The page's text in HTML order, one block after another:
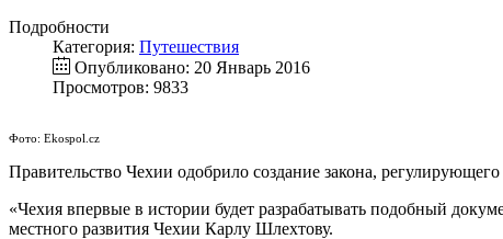
Подробности
Категория: Путешествия
Опубликовано: 20 Январь 2016
Просмотров: 9833
Фото: Ekospol.cz
Правительство Чехии одобрило создание закона,
«Чехия впервые в истории будет разрабатывать подобный
местного развития Чехии Карлу Шлехтову.